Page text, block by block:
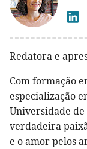
Redatora e
Com formação
especialização
Universidade de
verdadeira
e o amor pelos